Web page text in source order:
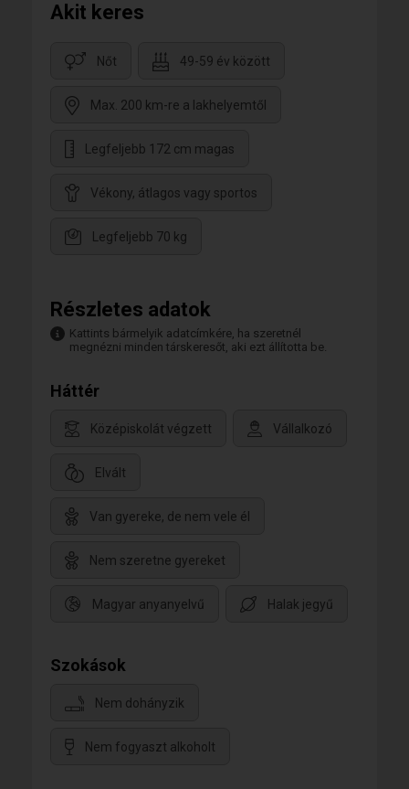
Akit keres
Nőt 49-59 év között
Max. 200 km-re a lakhelyemtől
Legfeljebb 172 cm magas
Vékony, átlagos vagy sportos
Legfeljebb 70 kg
Részletes adatok
Kattints bármelyik adatcímkére, ha szeretnél
megnézni minden társkeresőt, aki ezt állította be.
Háttér
Középiskolát végzett Vállalkozó
Elvált
Van gyereke, de nem vele él
Nem szeretne gyereket
Magyar anyanyelvű Halak jegyű
Szokások
Nem dohányzik
Nem fogyaszt alkoholt